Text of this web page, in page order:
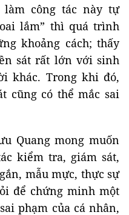
công tác này tự
lắm” thì quá trình
khoảng cách; thấy
sát rất lớn với sinh
khác. Trong khi đó,
cũng có thể mắc sai
Quang mong muốn
kiểm tra, giám sát,
mẫu mực, thực sự
để chứng minh một
phạm của cá nhân,